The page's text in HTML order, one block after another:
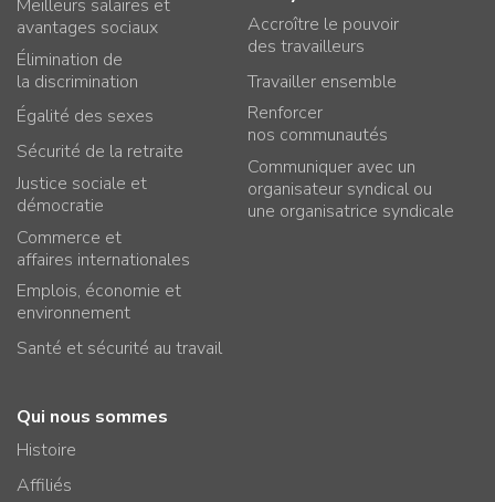
Meilleurs salaires et
avantages sociaux
Élimination de
la discrimination
Égalité des sexes
Sécurité de la retraite
Justice sociale et
démocratie
Commerce et
affaires internationales
Emplois, économie et
environnement
Santé et sécurité au travail
Accroître le pouvoir
des travailleurs
Travailler ensemble
Renforcer
nos communautés
Communiquer avec un
organisateur syndical ou
une organisatrice syndicale
Qui nous sommes
Histoire
Affiliés